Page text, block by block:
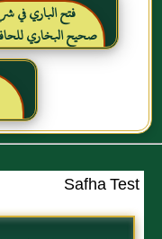
فتح الباري في
صحيح البخاري
ابن حجر
Safha Test